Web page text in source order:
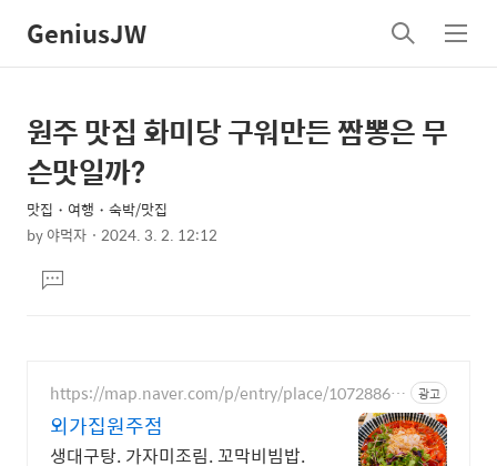
GeniusJW
검
색
메
뉴
상
세
컨
텐
본
문
제
목
원주 맛집 화미당 구워만든 짬뽕은 무
슨맛일까?
맛집・여행・숙박/맛집
by야먹자 2024. 3. 2. 12:12
문댓
글
https://map.naver.com/p/entry/place/10728868
27
광고
외가집원주점
생대구탕. 가자미조림. 꼬막비빔밥.